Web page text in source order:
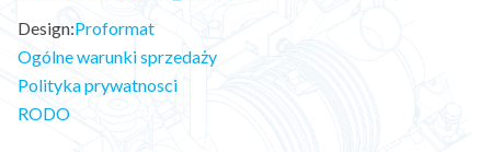
Design:Proformat
Ogólne warunki sprzedaży
Polityka prywatnosci
RODO